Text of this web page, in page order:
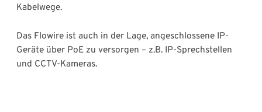
Kabelwege.
Das Flowire ist auch in der Lage, angeschlossene IP-
Geräte über PoE zu versorgen – z.B. IP-Sprechstellen
und CCTV-Kameras.